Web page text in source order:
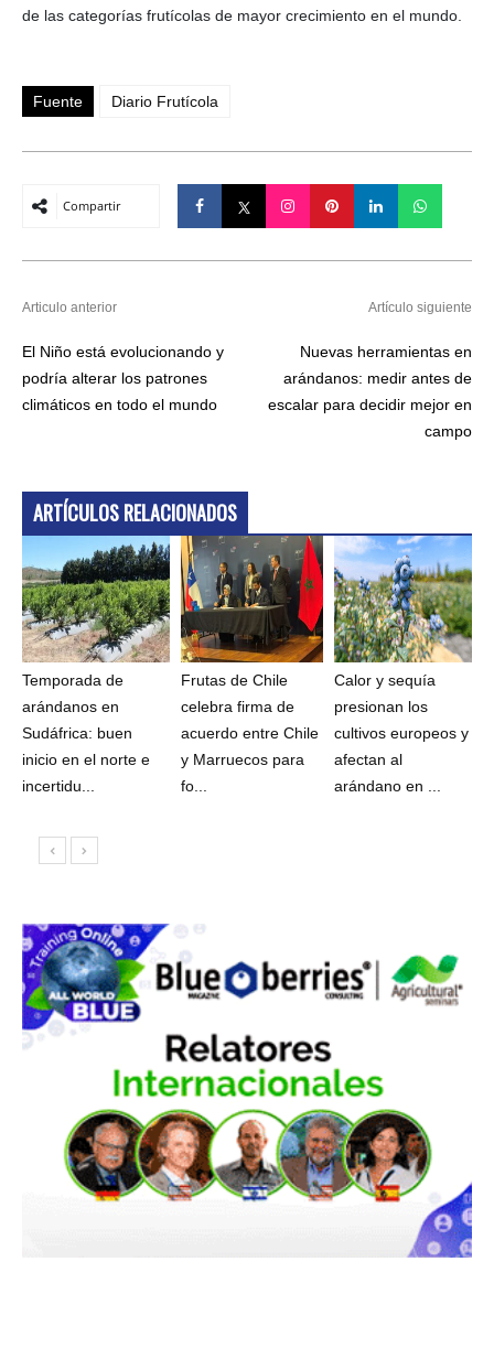
de las categorías frutícolas de mayor crecimiento en el mundo.
Fuente Diario Frutícola
Compartir
Articulo anterior
El Niño está evolucionando y
podría alterar los patrones
climáticos en todo el mundo
Artículo siguiente
Nuevas herramientas en
arándanos: medir antes de
escalar para decidir mejor en
campo
ARTÍCULOS RELACIONADOS
Temporada de
arándanos en
Sudáfrica: buen
inicio en el norte e
incertidu...
Frutas de Chile
celebra firma de
acuerdo entre Chile
y Marruecos para
fo...
Calor y sequía
presionan los
cultivos europeos y
afectan al
arándano en ...